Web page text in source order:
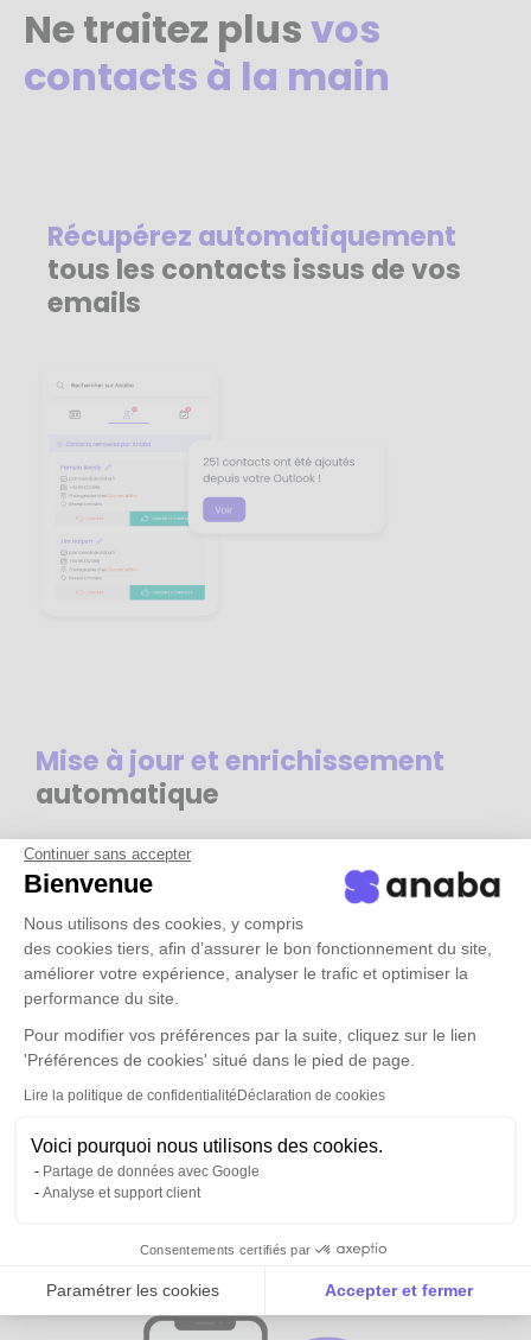
Continuer sans accepter
Bienvenue
Nous utilisons des cookies, y compris
des cookies tiers, afin d’assurer le bon fonctionnement du site,
améliorer votre expérience, analyser le trafic et optimiser la
performance du site.
Pour modifier vos préférences par la suite, cliquez sur le lien
'Préférences de cookies' situé dans le pied de page.
Lire la politique de confidentialitéDéclaration de cookies
Voici pourquoi nous utilisons des cookies.
Partage de données avec Google
Analyse et support client
Consentements certifiés par
Paramétrer les cookies Accepter et fermer
Axeptio consent
Plateforme de Gestion du Consentement :
Ne traitez plusvos
contacts à la main
Récupérez automatiquement
tous les contacts issus de vos
emails
Mise à jour et enrichissement
automatique
Tous vos contacts et ceux de vos
équipesdisponibles partout